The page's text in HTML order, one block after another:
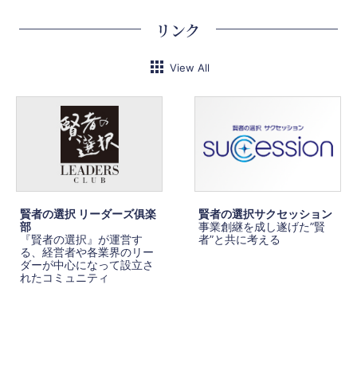
リンク
View All
賢者の選択 リーダーズ俱楽
部
『賢者の選択』が運営す
る、経営者や各業界のリー
ダーが中心になって設立さ
れたコミュニティ
賢者の選択サクセッション
事業創継を成し遂げた”賢
者”と共に考える